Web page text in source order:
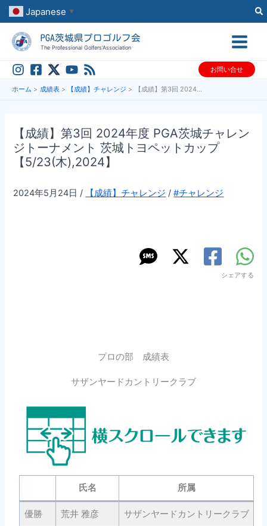
容
Japanese ▼
PGA茨城県プロゴルフ会
The Professional Golfers’Association
お問い合せ
ホーム 成績表 【成績】チャレンジ 【成績】第3回 2024年度 PGA茨城チャレンジトーナメント 茨城トヨペットカップ【5/23(木),2024】
【成績】第3回 2024年度 PGA茨城チャレン
ジトーナメント 茨城トヨペットカップ
【5/23(木),2024】
2024年5月24日 / 【成績】チャレンジ /#チャレンジ
シェアする
プロの部 成績表
サザンヤードカントリークラブ
氏名 所属
優勝 荒井 雅彦 サザンヤードカントリークラブ